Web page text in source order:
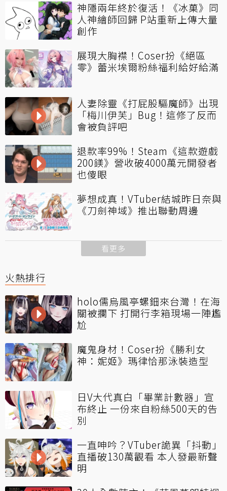
神隱兩年終於復活！《冰菓》同
人神繪師回歸 P站重新上傳大量
創作
展現大胸襟！Coser扮《絕區
零》蕾米埃爾粉絲福利給好給滿
人妻除靈《打屁股驅魔師》出現
「梅川伊芙」Bug！這修了反而
會被負評吧
退款率99%！Steam《這款遊戲
200鎂》營收破4000萬元開發者
也傻眼
夢想成真！VTuber結城昨日奈與
《刀劍神域》推出聯動周邊
看更多
火熱排行
holo儒烏風亭螺鈿來台灣！在海
關被攔下 打開行李箱現場一陣尷
尬
魔鬼身材！Coser扮《勝利女
神：妮姬》瑪律恰那泳裝造型
日V大代真白「畢業計數器」宣
布終止 一份來自粉絲500天的告
別
一直呻吟？VTuber詭異「抖動」
直播破130萬觀看 本人發最新聲
明